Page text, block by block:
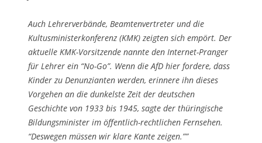
Auch Lehrerverbände, Beamtenvertreter und die
Kultusministerkonferenz (KMK) zeigten sich empört. Der
aktuelle KMK-Vorsitzende nannte den Internet-Pranger
für Lehrer ein “No-Go”. Wenn die AfD hier fordere, dass
Kinder zu Denunzianten werden, erinnere ihn dieses
Vorgehen an die dunkelste Zeit der deutschen
Geschichte von 1933 bis 1945, sagte der thüringische
Bildungsminister im öffentlich-rechtlichen Fernsehen.
“Deswegen müssen wir klare Kante zeigen.””